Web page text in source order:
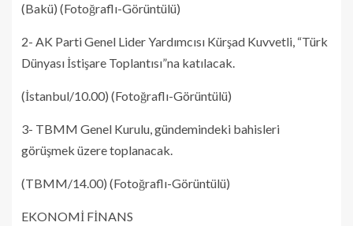
(Bakü) (Fotoğraflı-Görüntülü)
2- AK Parti Genel Lider Yardımcısı Kürşad Kuvvetli, “Türk
Dünyası İstişare Toplantısı”na katılacak.
(İstanbul/10.00) (Fotoğraflı-Görüntülü)
3- TBMM Genel Kurulu, gündemindeki bahisleri
görüşmek üzere toplanacak.
(TBMM/14.00) (Fotoğraflı-Görüntülü)
EKONOMİ FİNANS